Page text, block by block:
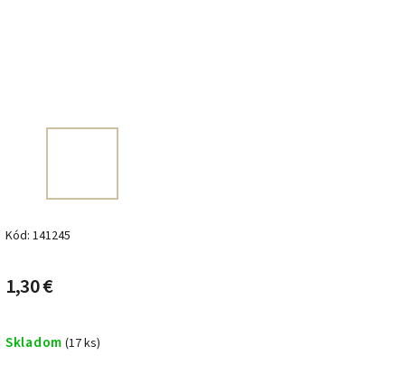
Kód: 141245
1,30 €
Skladom (17 ks)